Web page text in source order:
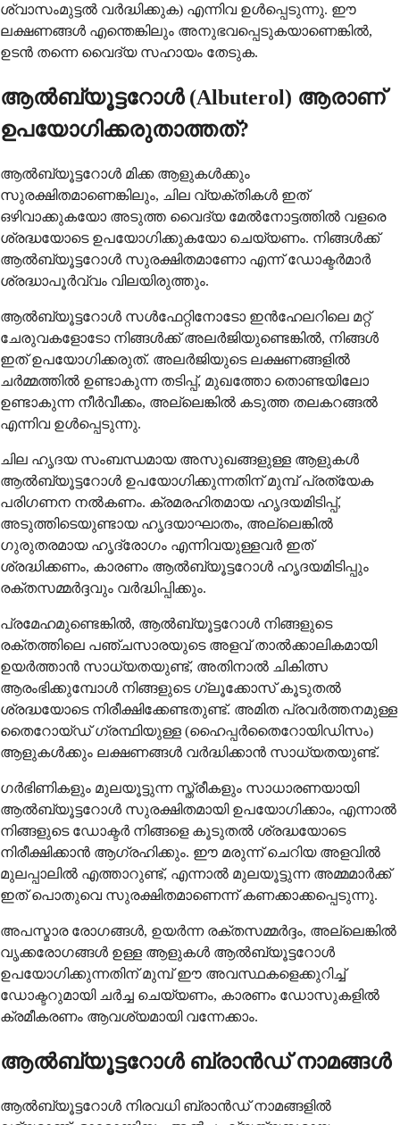
ശ്വാസംമുട്ടൽ വർദ്ധിക്കുക) എന്നിവ ഉൾപ്പെടുന്നു. ഈ
ലക്ഷണങ്ങൾ എന്തെങ്കിലും അനുഭവപ്പെടുകയാണെങ്കിൽ,
ഉടൻ തന്നെ വൈദ്യ സഹായം തേടുക.
ആൽബ്യൂട്ടറോൾ (Albuterol) ആരാണ്
ഉപയോഗിക്കരുതാത്തത്?
ആൽബ്യൂട്ടറോൾ മിക്ക ആളുകൾക്കും
സുരക്ഷിതമാണെങ്കിലും, ചില വ്യക്തികൾ ഇത്
ഒഴിവാക്കുകയോ അടുത്ത വൈദ്യ മേൽനോട്ടത്തിൽ വളരെ
ശ്രദ്ധയോടെ ഉപയോഗിക്കുകയോ ചെയ്യണം. നിങ്ങൾക്ക്
ആൽബ്യൂട്ടറോൾ സുരക്ഷിതമാണോ എന്ന് ഡോക്ടർമാർ
ശ്രദ്ധാപൂർവ്വം വിലയിരുത്തും.
ആൽബ്യൂട്ടറോൾ സൾഫേറ്റിനോടോ ഇൻഹേലറിലെ മറ്റ്
ചേരുവകളോടോ നിങ്ങൾക്ക് അലർജിയുണ്ടെങ്കിൽ, നിങ്ങൾ
ഇത് ഉപയോഗിക്കരുത്. അലർജിയുടെ ലക്ഷണങ്ങളിൽ
ചർമ്മത്തിൽ ഉണ്ടാകുന്ന തടിപ്പ്, മുഖത്തോ തൊണ്ടയിലോ
ഉണ്ടാകുന്ന നീർവീക്കം, അല്ലെങ്കിൽ കടുത്ത തലകറങ്ങൽ
എന്നിവ ഉൾപ്പെടുന്നു.
ചില ഹൃദയ സംബന്ധമായ അസുഖങ്ങളുള്ള ആളുകൾ
ആൽബ്യൂട്ടറോൾ ഉപയോഗിക്കുന്നതിന് മുമ്പ് പ്രത്യേക
പരിഗണന നൽകണം. ക്രമരഹിതമായ ഹൃദയമിടിപ്പ്,
അടുത്തിടെയുണ്ടായ ഹൃദയാഘാതം, അല്ലെങ്കിൽ
ഗുരുതരമായ ഹൃദ്രോഗം എന്നിവയുള്ളവർ ഇത്
ശ്രദ്ധിക്കണം, കാരണം ആൽബ്യൂട്ടറോൾ ഹൃദയമിടിപ്പും
രക്തസമ്മർദ്ദവും വർദ്ധിപ്പിക്കും.
പ്രമേഹമുണ്ടെങ്കിൽ, ആൽബ്യൂട്ടറോൾ നിങ്ങളുടെ
രക്തത്തിലെ പഞ്ചസാരയുടെ അളവ് താൽക്കാലികമായി
ഉയർത്താൻ സാധ്യതയുണ്ട്, അതിനാൽ ചികിത്സ
ആരംഭിക്കുമ്പോൾ നിങ്ങളുടെ ഗ്ലൂക്കോസ് കൂടുതൽ
ശ്രദ്ധയോടെ നിരീക്ഷിക്കേണ്ടതുണ്ട്. അമിത പ്രവർത്തനമുള്ള
തൈറോയ്ഡ് ഗ്രന്ഥിയുള്ള (ഹൈപ്പർതൈറോയിഡിസം)
ആളുകൾക്കും ലക്ഷണങ്ങൾ വർദ്ധിക്കാൻ സാധ്യതയുണ്ട്.
ഗർഭിണികളും മുലയൂട്ടുന്ന സ്ത്രീകളും സാധാരണയായി
ആൽബ്യൂട്ടറോൾ സുരക്ഷിതമായി ഉപയോഗിക്കാം, എന്നാൽ
നിങ്ങളുടെ ഡോക്ടർ നിങ്ങളെ കൂടുതൽ ശ്രദ്ധയോടെ
നിരീക്ഷിക്കാൻ ആഗ്രഹിക്കും. ഈ മരുന്ന് ചെറിയ അളവിൽ
മുലപ്പാലിൽ എത്താറുണ്ട്, എന്നാൽ മുലയൂട്ടുന്ന അമ്മമാർക്ക്
ഇത് പൊതുവെ സുരക്ഷിതമാണെന്ന് കണക്കാക്കപ്പെടുന്നു.
അപസ്മാര രോഗങ്ങൾ, ഉയർന്ന രക്തസമ്മർദ്ദം, അല്ലെങ്കിൽ
വൃക്കരോഗങ്ങൾ ഉള്ള ആളുകൾ ആൽബ്യൂട്ടറോൾ
ഉപയോഗിക്കുന്നതിന് മുമ്പ് ഈ അവസ്ഥകളെക്കുറിച്ച്
ഡോക്ടറുമായി ചർച്ച ചെയ്യണം, കാരണം ഡോസുകളിൽ
ക്രമീകരണം ആവശ്യമായി വന്നേക്കാം.
ആൽബ്യൂട്ടറോൾ ബ്രാൻഡ് നാമങ്ങൾ
ആൽബ്യൂട്ടറോൾ നിരവധി ബ്രാൻഡ് നാമങ്ങളിൽ